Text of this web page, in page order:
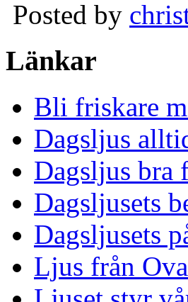
Posted by
Länkar
Bli friskare
Dagsljus
Dagsljus bra
Dagsljusets
Dagsljusets
Ljus från